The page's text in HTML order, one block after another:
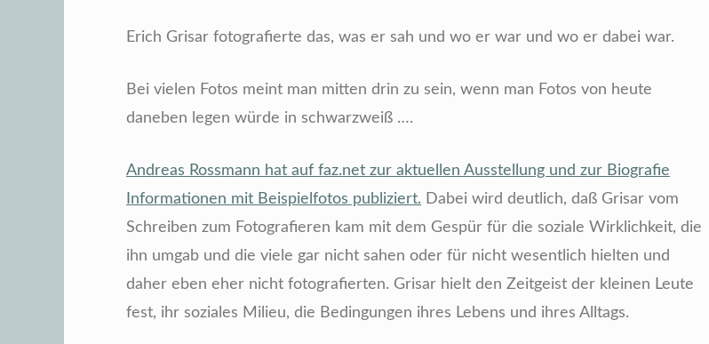
Erich Grisar fotografierte das, was er sah und wo er war und wo er dabei war.
Bei vielen Fotos meint man mitten drin zu sein, wenn man Fotos von heute
daneben legen würde in schwarzweiß ….
Andreas Rossmann hat auf faz.net zur aktuellen Ausstellung und zur Biografie
Informationen mit Beispielfotos publiziert. Dabei wird deutlich, daß Grisar vom
Schreiben zum Fotografieren kam mit dem Gespür für die soziale Wirklichkeit, die
ihn umgab und die viele gar nicht sahen oder für nicht wesentlich hielten und
daher eben eher nicht fotografierten. Grisar hielt den Zeitgeist der kleinen Leute
fest, ihr soziales Milieu, die Bedingungen ihres Lebens und ihres Alltags.